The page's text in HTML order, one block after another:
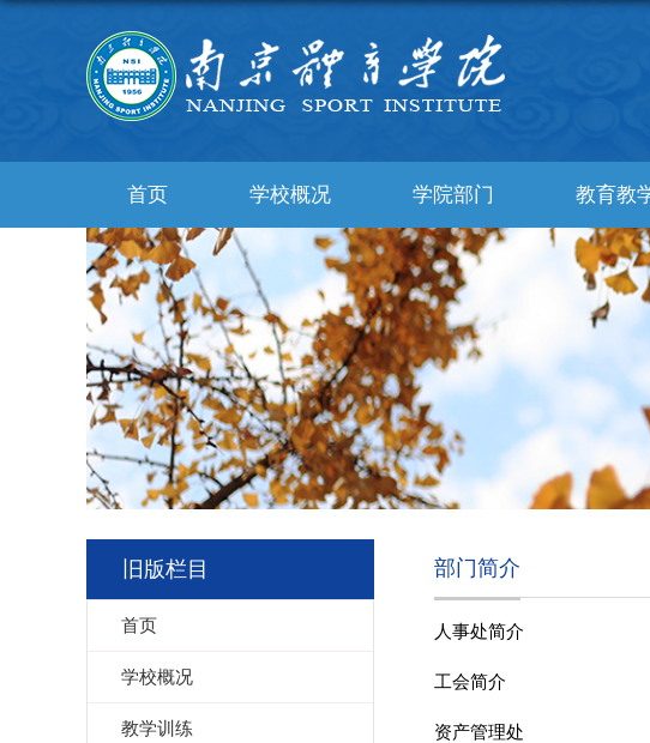
首页 学校概况 学院部门 教育教
旧版栏目
首页
学校概况
教学训练
部门简介
人事处简介
工会简介
资产管理处